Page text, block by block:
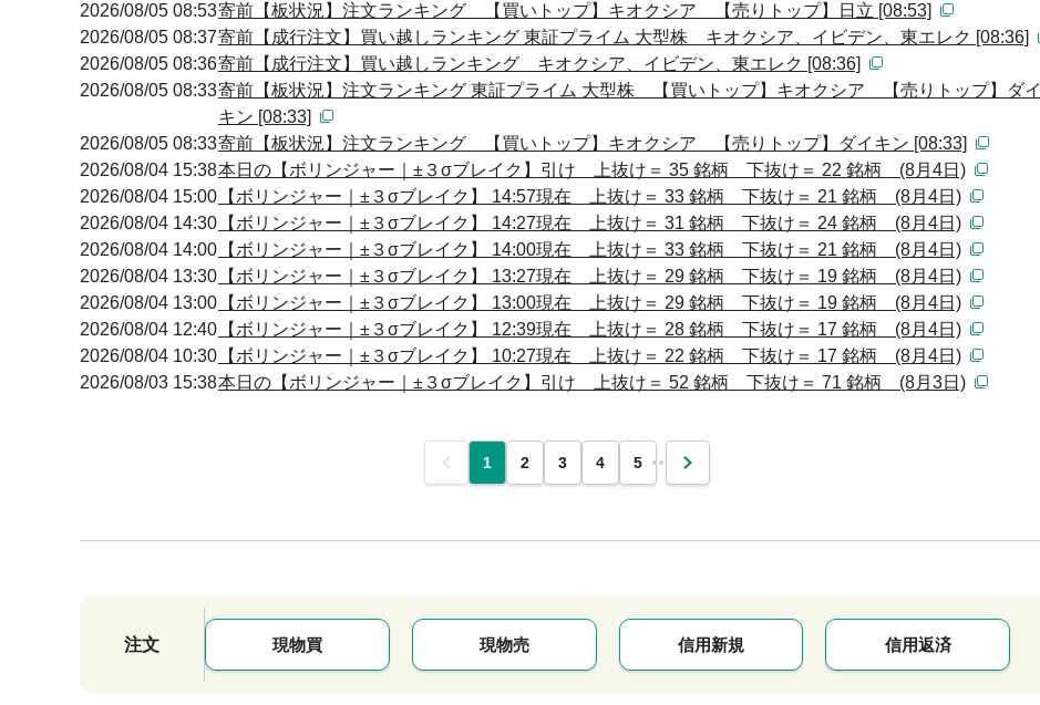
2026/08/05 08:53寄前【板状況】注文ランキング 【買いトップ】キオクシア 【売りトップ】日立 [08:53]
2026/08/05 08:37寄前【成行注文】買い越しランキング 東証プライム 大型株 キオクシア、イビデン、東エレク [08:36]
2026/08/05 08:36寄前【成行注文】買い越しランキング キオクシア、イビデン、東エレク [08:36]
2026/08/05 08:33寄前【板状況】注文ランキング 東証プライム 大型株 【買いトップ】キオクシア 【売りトップ】ダイ
キン [08:33]
2026/08/05 08:33寄前【板状況】注文ランキング 【買いトップ】キオクシア 【売りトップ】ダイキン [08:33]
2026/08/04 15:38本日の【ボリンジャー｜±３σブレイク】引け 上抜け＝ 35 銘柄 下抜け＝ 22 銘柄 (8月4日)
2026/08/04 15:00 【ボリンジャー｜±３σブレイク】 14:57現在 上抜け＝ 33 銘柄 下抜け＝ 21 銘柄 (8月4日)
2026/08/04 14:30 【ボリンジャー｜±３σブレイク】 14:27現在 上抜け＝ 31 銘柄 下抜け＝ 24 銘柄 (8月4日)
2026/08/04 14:00 【ボリンジャー｜±３σブレイク】 14:00現在 上抜け＝ 33 銘柄 下抜け＝ 21 銘柄 (8月4日)
2026/08/04 13:30 【ボリンジャー｜±３σブレイク】 13:27現在 上抜け＝ 29 銘柄 下抜け＝ 19 銘柄 (8月4日)
2026/08/04 13:00 【ボリンジャー｜±３σブレイク】 13:00現在 上抜け＝ 29 銘柄 下抜け＝ 19 銘柄 (8月4日)
2026/08/04 12:40 【ボリンジャー｜±３σブレイク】 12:39現在 上抜け＝ 28 銘柄 下抜け＝ 17 銘柄 (8月4日)
2026/08/04 10:30 【ボリンジャー｜±３σブレイク】 10:27現在 上抜け＝ 22 銘柄 下抜け＝ 17 銘柄 (8月4日)
2026/08/03 15:38本日の【ボリンジャー｜±３σブレイク】引け 上抜け＝ 52 銘柄 下抜け＝ 71 銘柄 (8月3日)
前 1 2 3 4 5 … 次
注文 現物買 現物売 信用新規 信用返済